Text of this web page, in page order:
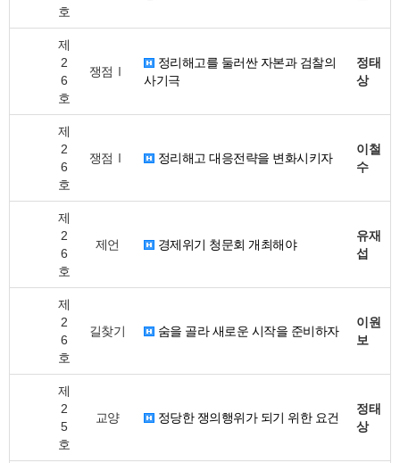
호
제
2
6
호
쟁점Ⅰ
정리해고를 둘러싼 자본과 검찰의
사기극
정태
상
제
2
6
호
쟁점Ⅰ 정리해고 대응전략을 변화시키자
이철
수
제
2
6
호
제언 경제위기 청문회 개최해야
유재
섭
제
2
6
호
길찾기 숨을 골라 새로운 시작을 준비하자
이원
보
제
2
5
호
교양 정당한 쟁의행위가 되기 위한 요건
정태
상